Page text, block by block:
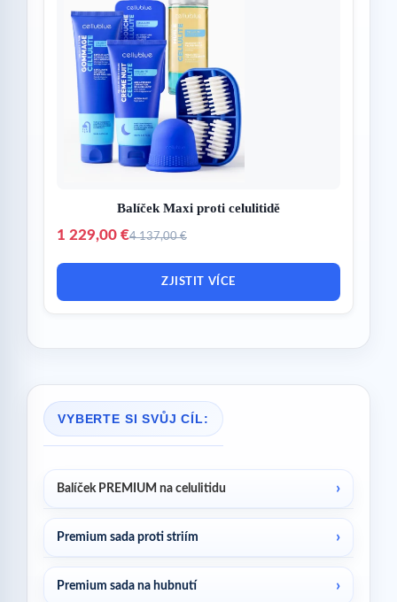
Balíček Maxi proti celulitidě
1 229,00 €4 137,00 €
ZJISTIT VÍCE
VYBERTE SI SVŮJ CÍL:
Balíček PREMIUM na celulitidu
Premium sada proti striím
Premium sada na hubnutí